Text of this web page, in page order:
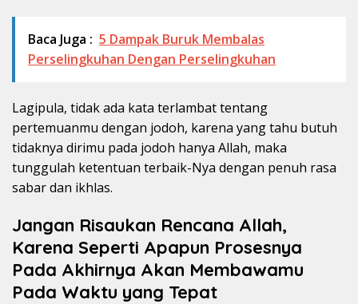
Baca Juga : 5 Dampak Buruk Membalas
Perselingkuhan Dengan Perselingkuhan
Lagipula, tidak ada kata terlambat tentang
pertemuanmu dengan jodoh, karena yang tahu butuh
tidaknya dirimu pada jodoh hanya Allah, maka
tunggulah ketentuan terbaik-Nya dengan penuh rasa
sabar dan ikhlas.
Jangan Risaukan Rencana Allah,
Karena Seperti Apapun Prosesnya
Pada Akhirnya Akan Membawamu
Pada Waktu yang Tepat